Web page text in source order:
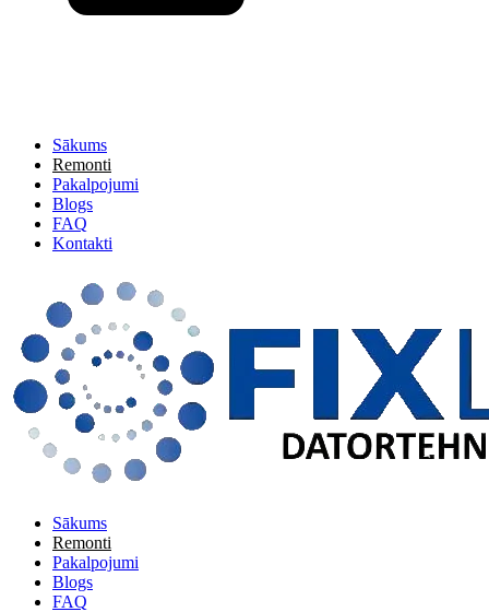
Sākums
Remonti
Pakalpojumi
Blogs
FAQ
Kontakti
Sākums
Remonti
Pakalpojumi
Blogs
FAQ